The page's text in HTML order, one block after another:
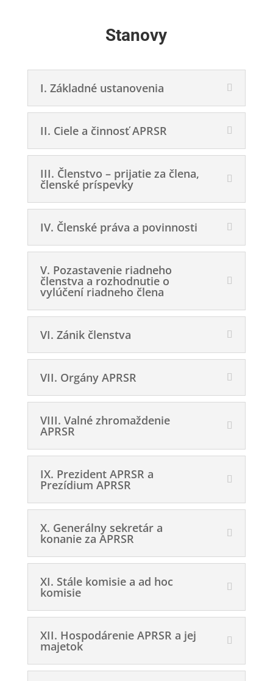
Stanovy
I. Základné ustanovenia
II. Ciele a činnosť APRSR
III. Členstvo – prijatie za člena,
členské príspevky
IV. Členské práva a povinnosti
V. Pozastavenie riadneho
členstva a rozhodnutie o
vylúčení riadneho člena
VI. Zánik členstva
VII. Orgány APRSR
VIII. Valné zhromaždenie
APRSR
IX. Prezident APRSR a
Prezídium APRSR
X. Generálny sekretár a
konanie za APRSR
XI. Stále komisie a ad hoc
komisie
XII. Hospodárenie APRSR a jej
majetok